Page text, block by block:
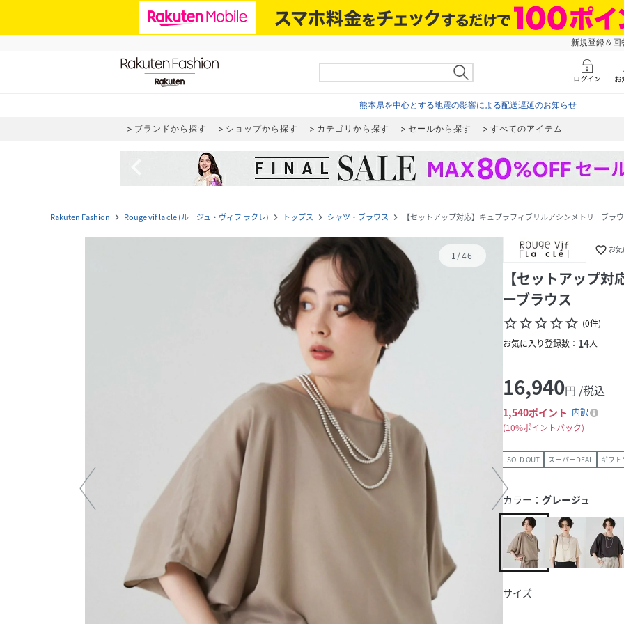
新規登録＆
熊本県を中心とする地震の影響による配送遅延のお知らせ
ブランドから探す ショップから探す カテゴリから探す セールから探す すべてのアイテム
Rakuten Fashion navigate_next Rouge vif la cle (ルージュ・ヴィフ ラクレ) navigate_next トップス navigate_next シャツ・ブラウス navigate_next 【セットアップ対応】キュプラフィブリルアシンメトリーブラ
1/46 favorite_border お
【セットアップ
ーブラウス
star_borderstar_borderstar_borderstar_borderstar_border (0件)
お気に入り登録数： 14人
16,940円 /税込
1,540ポイント 内訳
10%ポイントバック
SOLD OUT スーパーDEAL ギフ
カラー： グレージュ
サイズ